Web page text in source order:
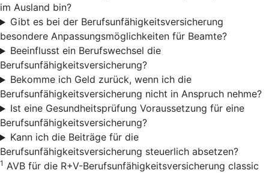
im Ausland bin?
Gibt es bei der Berufsunfähigkeitsversicherung
besondere Anpassungsmöglichkeiten für Beamte?
Beeinflusst ein Berufswechsel die
Berufsunfähigkeitsversicherung?
Bekomme ich Geld zurück, wenn ich die
Berufsunfähigkeitsversicherung nicht in Anspruch nehme?
Ist eine Gesundheitsprüfung Voraussetzung für eine
Berufsunfähigkeitsversicherung?
Kann ich die Beiträge für die
Berufsunfähigkeitsversicherung steuerlich absetzen?
1 AVB für die R+V-Berufsunfähigkeitsversicherung classic